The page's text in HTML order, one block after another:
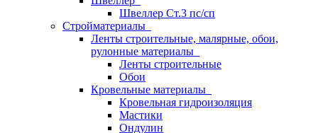
Швеллер Ст.3 пс/сп
Стройматериалы
Ленты строительные, малярные, обои,
рулонные материалы
Ленты строительные
Обои
Кровельные материалы
Кровельная гидроизоляция
Мастики
Ондулин